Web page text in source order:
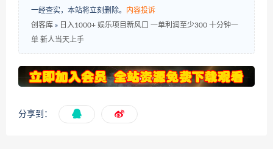
一经查实，本站将立刻删除。 内容投诉
创客库 » 日入1000+ 娱乐项目新风口 一单利润至少300 十分钟一
单 新人当天上手
分享到：